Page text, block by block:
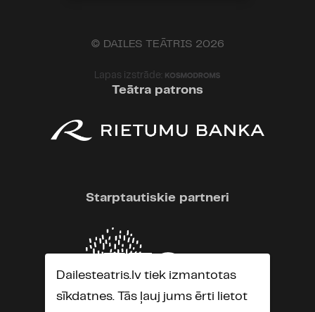
© DAILES TEĀTRIS 2026
Lapas izstrāde:
Teātra patrons
Starptautiskie partneri
Dailesteatris.lv tiek izmantotas
sīkdatnes. Tās ļauj jums ērti lietot